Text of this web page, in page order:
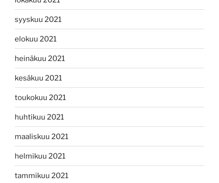
syyskuu 2021
elokuu 2021
heinäkuu 2021
kesäkuu 2021
toukokuu 2021
huhtikuu 2021
maaliskuu 2021
helmikuu 2021
tammikuu 2021